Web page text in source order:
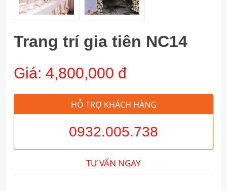
Trang trí gia tiên NC14
Giá: 4,800,000 đ
HỖ TRỢ KHÁCH HÀNG
0932.005.738
TƯ VẤN NGAY